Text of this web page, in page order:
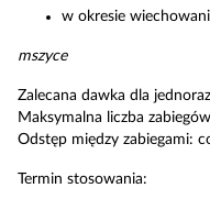
w okresie
mszyce
Zalecana dawka dla
Maksymalna liczba
Odstęp między zabiegami:
Termin stosowania: